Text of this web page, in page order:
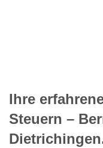
Ihre
Steuern –